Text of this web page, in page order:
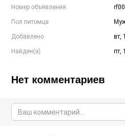
Номер объявления
Пол питомца
Добавлено вт,
Найден(а) пт,
Нет комментариев